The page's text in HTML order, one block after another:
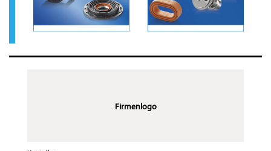
Firmenlogo